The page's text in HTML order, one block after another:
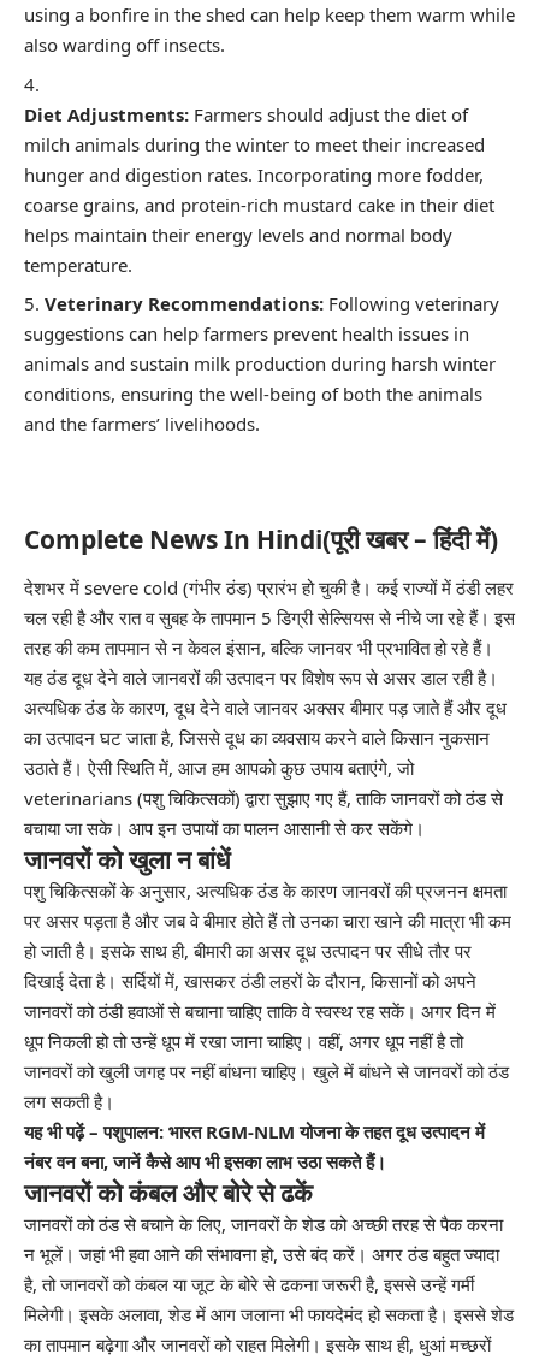
using a bonfire in the shed can help keep them warm while
also warding off insects.
Diet Adjustments: Farmers should adjust the diet of
milch animals during the winter to meet their increased
hunger and digestion rates. Incorporating more fodder,
coarse grains, and protein-rich mustard cake in their diet
helps maintain their energy levels and normal body
temperature.
Veterinary Recommendations: Following veterinary
suggestions can help farmers prevent health issues in
animals and sustain milk production during harsh winter
conditions, ensuring the well-being of both the animals
and the farmers’ livelihoods.
Complete News In Hindi(पूरी खबर – हिंदी में)
देशभर में severe cold (गंभीर ठंड) प्रारंभ हो चुकी है। कई राज्यों में ठंडी लहर
चल रही है और रात व सुबह के तापमान 5 डिग्री सेल्सियस से नीचे जा रहे हैं। इस
तरह की कम तापमान से न केवल इंसान, बल्कि जानवर भी प्रभावित हो रहे हैं।
यह ठंड दूध देने वाले जानवरों की उत्पादन पर विशेष रूप से असर डाल रही है।
अत्यधिक ठंड के कारण, दूध देने वाले जानवर अक्सर बीमार पड़ जाते हैं और दूध
का उत्पादन घट जाता है, जिससे दूध का व्यवसाय करने वाले किसान नुकसान
उठाते हैं। ऐसी स्थिति में, आज हम आपको कुछ उपाय बताएंगे, जो
veterinarians (पशु चिकित्सकों) द्वारा सुझाए गए हैं, ताकि जानवरों को ठंड से
बचाया जा सके। आप इन उपायों का पालन आसानी से कर सकेंगे।
जानवरों को खुला न बांधें
पशु चिकित्सकों के अनुसार, अत्यधिक ठंड के कारण जानवरों की प्रजनन क्षमता
पर असर पड़ता है और जब वे बीमार होते हैं तो उनका चारा खाने की मात्रा भी कम
हो जाती है। इसके साथ ही, बीमारी का असर दूध उत्पादन पर सीधे तौर पर
दिखाई देता है। सर्दियों में, खासकर ठंडी लहरों के दौरान, किसानों को अपने
जानवरों को ठंडी हवाओं से बचाना चाहिए ताकि वे स्वस्थ रह सकें। अगर दिन में
धूप निकली हो तो उन्हें धूप में रखा जाना चाहिए। वहीं, अगर धूप नहीं है तो
जानवरों को खुली जगह पर नहीं बांधना चाहिए। खुले में बांधने से जानवरों को ठंड
लग सकती है।
यह भी पढ़ें – पशुपालन: भारत RGM-NLM योजना के तहत दूध उत्पादन में
नंबर वन बना, जानें कैसे आप भी इसका लाभ उठा सकते हैं।
जानवरों को कंबल और बोरे से ढकें
जानवरों को ठंड से बचाने के लिए, जानवरों के शेड को अच्छी तरह से पैक करना
न भूलें। जहां भी हवा आने की संभावना हो, उसे बंद करें। अगर ठंड बहुत ज्यादा
है, तो जानवरों को कंबल या जूट के बोरे से ढकना जरूरी है, इससे उन्हें गर्मी
मिलेगी। इसके अलावा, शेड में आग जलाना भी फायदेमंद हो सकता है। इससे शेड
का तापमान बढ़ेगा और जानवरों को राहत मिलेगी। इसके साथ ही, धुआं मच्छरों